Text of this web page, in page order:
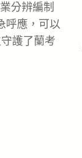
分辨編制
呼應，可以
護了蘭考